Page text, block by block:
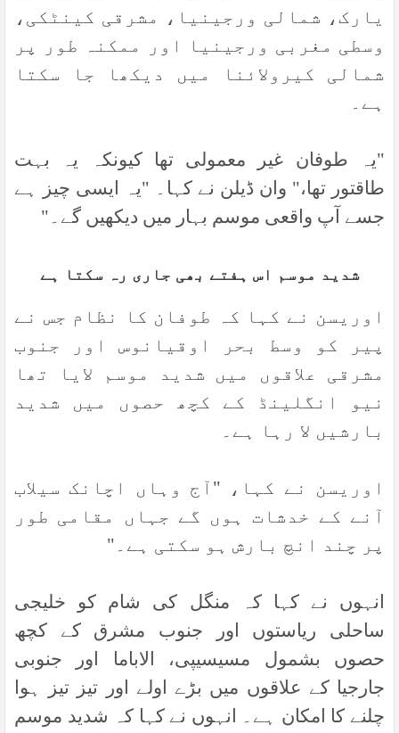
یارک، شمالی ورجینیا، مشرقی کینٹکی،
وسطی مغربی ورجینیا اور ممکنہ طور پر
شمالی کیرولائنا میں دیکھا جا سکتا
ہے۔
"یہ طوفان غیر معمولی تھا کیونکہ یہ بہت
طاقتور تھا،" وان ڈیلن نے کہا۔ "یہ ایسی چیز ہے
جسے آپ واقعی موسم بہار میں دیکھیں گے۔ "
شدید موسم اس ہفتے بھی جاری رہ سکتا ہے
اوریسن نے کہا کہ طوفان کا نظام جس نے
پیر کو وسط بحر اوقیانوس اور جنوب
مشرقی علاقوں میں شدید موسم لایا تھا
نیو انگلینڈ کے کچھ حصوں میں شدید
بارشیں لا رہا ہے۔
اوریسن نے کہا، "آج وہاں اچانک سیلاب
آنے کے خدشات ہوں گے جہاں مقامی طور
پر چند انچ بارش ہو سکتی ہے۔ "
انہوں نے کہا کہ منگل کی شام کو خلیجی
ساحلی ریاستوں اور جنوب مشرق کے کچھ
حصوں بشمول مسیسیپی، الاباما اور جنوبی
جارجیا کے علاقوں میں بڑے اولے اور تیز تیز ہوا
چلنے کا امکان ہے۔ انہوں نے کہا کہ شدید موسم